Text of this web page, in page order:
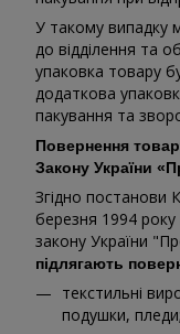
У такому випадку
до відділення та
упаковка товару
додаткова
пакування та
Повернення
Закону України
Згідно постанови
березня 1994
закону України
підлягають
текстильні
подушки, пледи;